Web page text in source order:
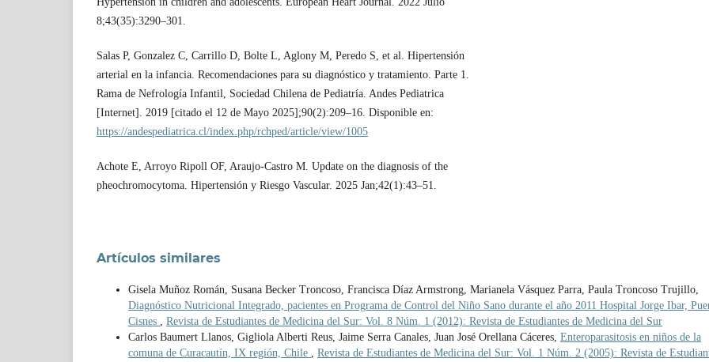
8;43(35):3290–301.
Salas P, Gonzalez C, Carrillo D, Bolte L, Aglony M, Peredo S, et al. Hipertensión
arterial en la infancia. Recomendaciones para su diagnóstico y tratamiento. Parte 1.
Rama de Nefrología Infantil, Sociedad Chilena de Pediatría. Andes Pediatrica
[Internet]. 2019 [citado el 12 de Mayo 2025];90(2):209–16. Disponible en:
https://andespediatrica.cl/index.php/rchped/article/view/1005
Achote E, Arroyo Ripoll OF, Araujo-Castro M. Update on the diagnosis of the
pheochromocytoma. Hipertensión y Riesgo Vascular. 2025 Jan;42(1):43–51.
Artículos similares
Gisela Muñoz Román, Susana Becker Troncoso, Francisca Díaz Armstrong, Marianela Vásquez Parra, Paula Troncoso Trujillo,
Diagnóstico Nutricional Integrado, pacientes en Programa de Control del Niño Sano durante el año 2011 Hospital Jorge Ibar,
Cisnes , Revista de Estudiantes de Medicina del Sur: Vol. 8 Núm. 1 (2012): Revista de Estudiantes de Medicina del Sur
Carlos Baumert Llanos, Gigliola Alberti Reus, Jaime Serra Canales, Juan José Orellana Cáceres, Enteroparasitosis en niños de la
comuna de Curacautín, IX región, Chile , Revista de Estudiantes de Medicina del Sur: Vol. 1 Núm. 2 (2005): Revista de